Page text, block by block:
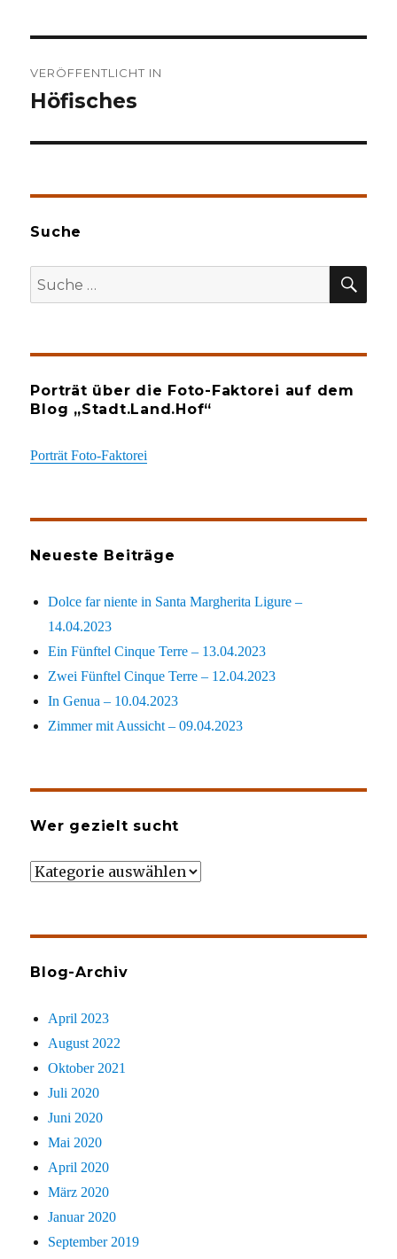
VERÖFFENTLICHT IN
Höfisches
Suche
Suche
nach:
Porträt über die Foto-Faktorei auf dem
Blog „Stadt.Land.Hof“
Porträt Foto-Faktorei
Neueste Beiträge
Dolce far niente in Santa Margherita Ligure –
14.04.2023
Ein Fünftel Cinque Terre – 13.04.2023
Zwei Fünftel Cinque Terre – 12.04.2023
In Genua – 10.04.2023
Zimmer mit Aussicht – 09.04.2023
Wer gezielt sucht
Wer
Blog-Archiv
April 2023
August 2022
Oktober 2021
Juli 2020
Juni 2020
Mai 2020
April 2020
März 2020
Januar 2020
September 2019